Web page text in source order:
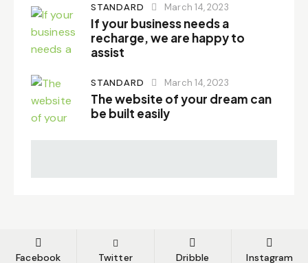
STANDARD March 14, 2023
If your business needs a
recharge, we are happy to
assist
STANDARD March 14, 2023
The website of your dream can
be built easily
Facebook Twitter Dribble Instagram